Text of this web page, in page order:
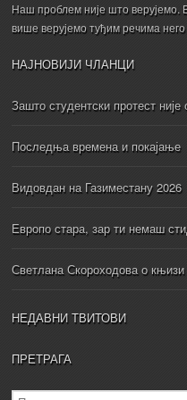
Наш проблем није што верујемо.
више верујемо туђим речима
НАЈНОВИЈИ ЧЛАНЦИ
Зашто студентски протест није
Последња времена и покајање
Видовдан на Газиместану 2026
Европо стара, зар ти немаш
Светлана Скороходова о књизи
НЕДАВНИ ТВИТОВИ
ПРЕТРАГА